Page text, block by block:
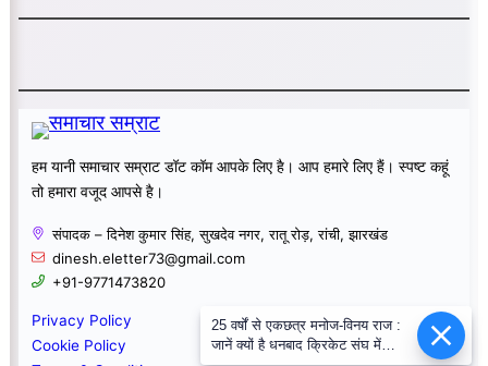
हम यानी समाचार सम्राट डॉट कॉम आपके लिए है। आप हमारे लिए हैं। स्पष्ट कहूं
तो हमारा वजूद आपसे है।
संपादक – दिनेश कुमार सिंह, सुखदेव नगर, रातू रोड़, रांची, झारखंड
dinesh.eletter73@gmail.com
+91-9771473820
Privacy Policy
Cookie Policy
25 वर्षों से एकछत्र मनोज-विनय राज :
जानें क्यों है धनबाद क्रिकेट संघ में